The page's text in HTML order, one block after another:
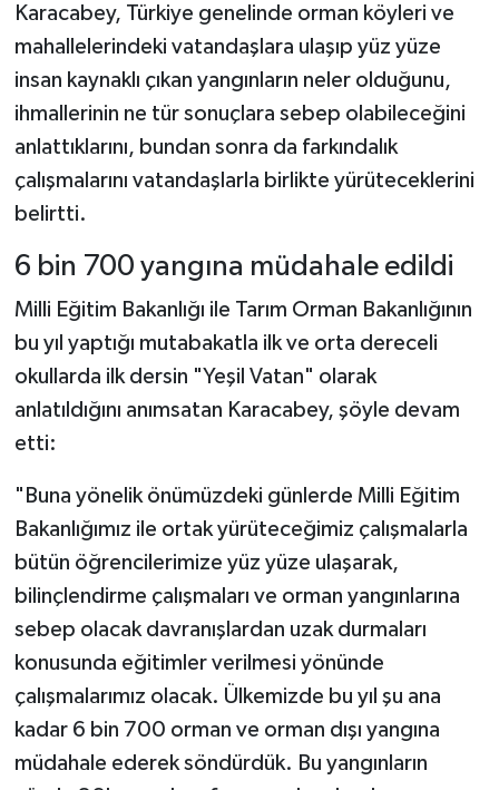
Karacabey, Türkiye genelinde orman köyleri ve
mahallelerindeki vatandaşlara ulaşıp yüz yüze
insan kaynaklı çıkan yangınların neler olduğunu,
ihmallerinin ne tür sonuçlara sebep olabileceğini
anlattıklarını, bundan sonra da farkındalık
çalışmalarını vatandaşlarla birlikte yürüteceklerini
belirtti.
6 bin 700 yangına müdahale edildi
Milli Eğitim Bakanlığı ile Tarım Orman Bakanlığının
bu yıl yaptığı mutabakatla ilk ve orta dereceli
okullarda ilk dersin "Yeşil Vatan" olarak
anlatıldığını anımsatan Karacabey, şöyle devam
etti:
"Buna yönelik önümüzdeki günlerde Milli Eğitim
Bakanlığımız ile ortak yürüteceğimiz çalışmalarla
bütün öğrencilerimize yüz yüze ulaşarak,
bilinçlendirme çalışmaları ve orman yangınlarına
sebep olacak davranışlardan uzak durmaları
konusunda eğitimler verilmesi yönünde
çalışmalarımız olacak. Ülkemizde bu yıl şu ana
kadar 6 bin 700 orman ve orman dışı yangına
müdahale ederek söndürdük. Bu yangınların